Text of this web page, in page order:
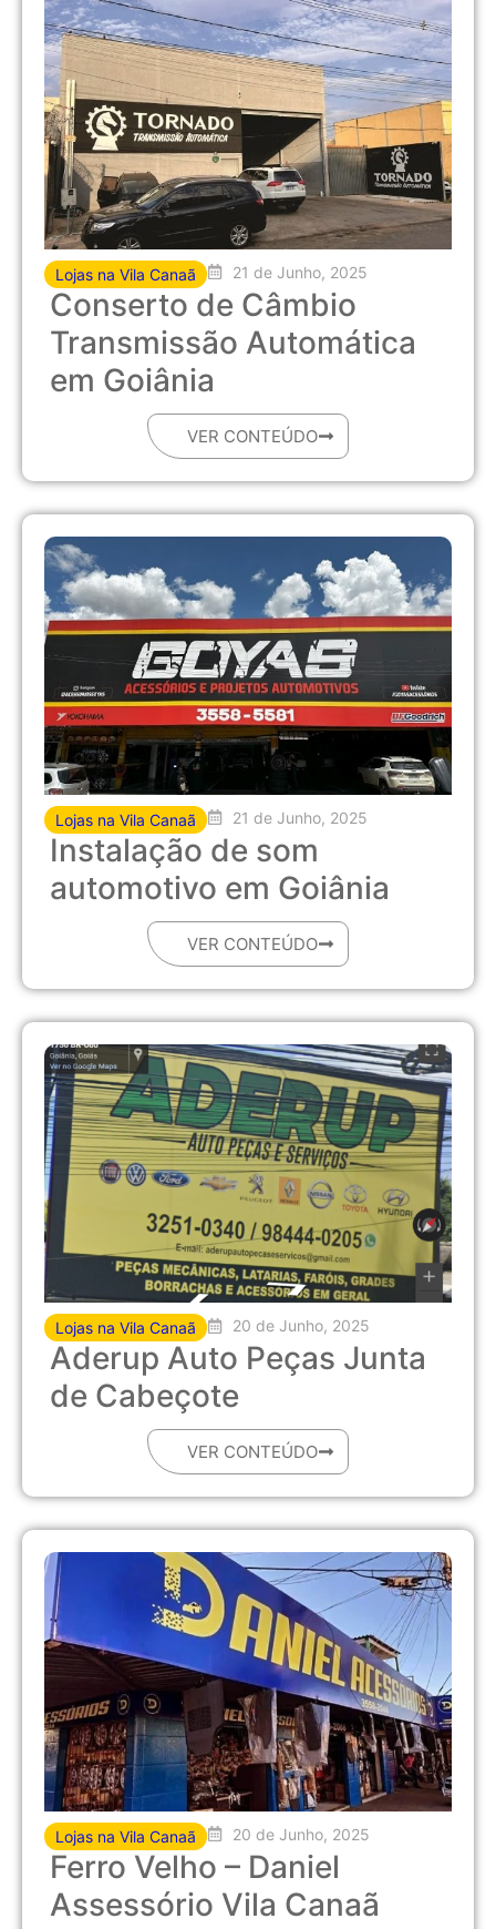
Lojas na Vila Canaã 21 de Junho, 2025
Conserto de Câmbio
Transmissão Automática
em Goiânia
VER CONTEÚDO
Lojas na Vila Canaã 21 de Junho, 2025
Instalação de som
automotivo em Goiânia
VER CONTEÚDO
Lojas na Vila Canaã 20 de Junho, 2025
Aderup Auto Peças Junta
de Cabeçote
VER CONTEÚDO
Lojas na Vila Canaã 20 de Junho, 2025
Ferro Velho – Daniel
Assessório Vila Canaã